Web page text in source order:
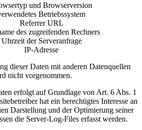
und Browserversion
Betriebssystem
Referrer URL
des zugreifenden Rechners
Uhrzeit der Serveranfrage
IP-Adresse
dieser Daten mit anderen Datenquellen
nicht vorgenommen.
erfolgt auf Grundlage von Art. 6 Abs. 1
hat ein berechtigtes Interesse an
Darstellung und der Optimierung seiner
die Server-Log-Files erfasst werden.